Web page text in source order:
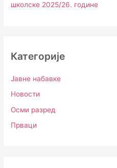
школске 2025/26. године
Категорије
Јавне набавке
Новости
Осми разред
Прваци